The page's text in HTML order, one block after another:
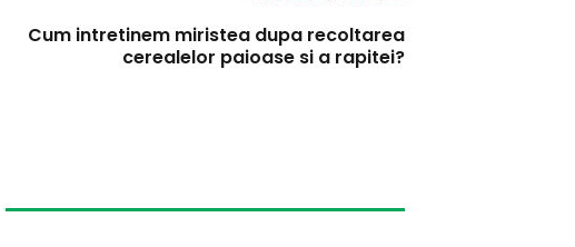
Cum intretinem miristea dupa recoltarea
cerealelor paioase si a rapitei?